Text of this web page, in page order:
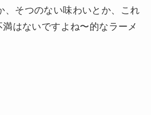
、そつのない味わいとか、これ
はないですよね〜的なラーメ